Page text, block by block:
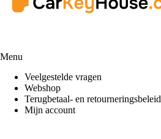
Menu
Veelgestelde vragen
Webshop
Terugbetaal- en retourneringsbeleid
Mijn account